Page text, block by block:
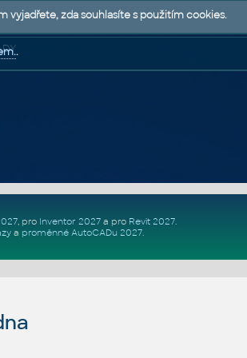
, pro Inventor 2027a pro Revit 2027.
a proměnné AutoCADu 2027.
vyjadřete, zda souhlasíte s použitím cookies.
.